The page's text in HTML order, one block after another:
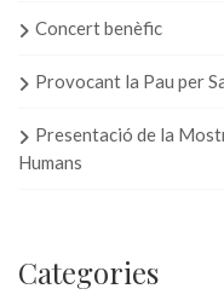
Concert benèfic
Provocant la Pau per
Presentació de la
Humans
Categories